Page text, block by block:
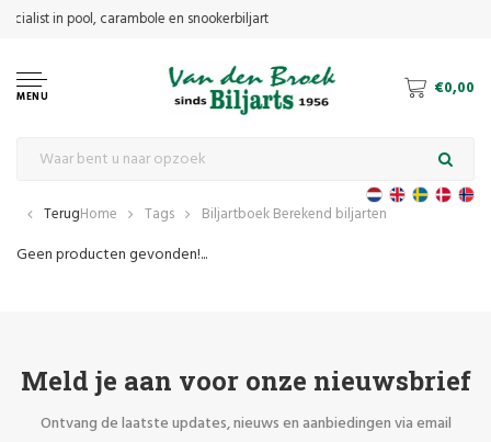
MENU €0,00
TerugHome Tags Biljartboek Berekend biljarten
Geen producten gevonden!...
Meld je aan voor onze nieuwsbrief
Ontvang de laatste updates, nieuws en aanbiedingen via email